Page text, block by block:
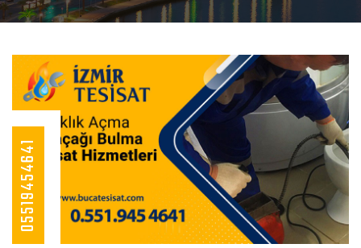
05519454641